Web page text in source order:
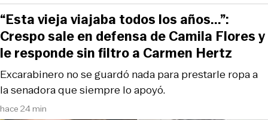
hace 24 min
Excarabinero no se guardó nada para prestarle ropa a
la senadora que siempre lo apoyó.
“Esta vieja viajaba todos los años...”:
Crespo sale en defensa de Camila Flores y
le responde sin filtro a Carmen Hertz